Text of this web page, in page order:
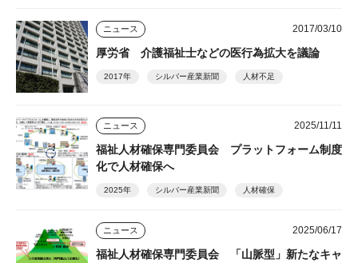
ニュース 2017/03/10
厚労省 介護福祉士などの医行為拡大を議論
2017年 シルバー産業新聞 人材不足
ニュース 2025/11/11
福祉人材確保専門委員会 プラットフォーム制度
化で人材確保へ
2025年 シルバー産業新聞 人材確保
ニュース 2025/06/17
福祉人材確保専門委員会 「山脈型」新たなキャ